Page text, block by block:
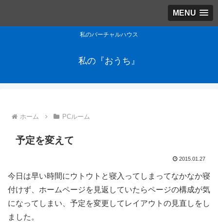
MENU
私のバーチャルハウス
私の『おうち』
ホーム PCルーム
予定を変えて
2015.01.27
今日は早い時間にウトウトと寝入ってしまってなかなか寝
付けず、ホームページを見返していたらページの構成が気
になってしまい、予定を変更してレイアウトの見直しをし
ました。